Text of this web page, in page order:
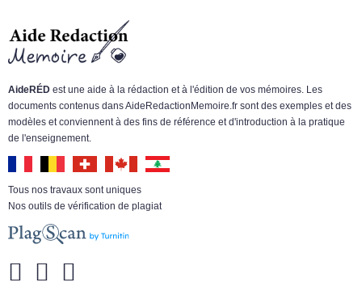
AideRÉD est une aide à la rédaction et à l'édition de vos mémoires. Les
documents contenus dans AideRedactionMemoire.fr sont des exemples et des
modèles et conviennent à des fins de référence et d'introduction à la pratique
de l'enseignement.
Tous nos travaux sont uniques
Nos outils de vérification de plagiat